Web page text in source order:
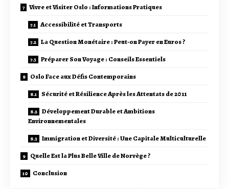
Vivre et Visiter Oslo : Informations Pratiques
Accessibilité et Transports
La Question Monétaire : Peut-on Payer en Euros ?
Préparer Son Voyage : Conseils Essentiels
Oslo Face aux Défis Contemporains
Sécurité et Résilience Après les Attentats de 2011
Développement Durable et Ambitions
Environnementales
Immigration et Diversité : Une Capitale Multiculturelle
Quelle Est la Plus Belle Ville de Norvège ?
Conclusion